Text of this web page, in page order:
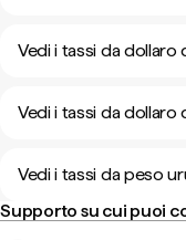
Vedi i tassi da dollaro
Vedi i tassi da dollaro
Vedi i tassi da peso
Supporto su cui puoi